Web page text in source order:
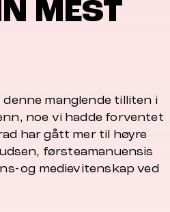
MEST
manglende tilliten i
noe vi hadde forventet
har gått mer til høyre
førsteamanuensis
og medievitenskap ved